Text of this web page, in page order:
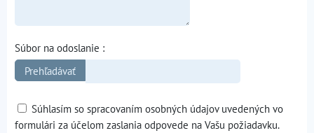
Súbor na odoslanie :
Súhlasím so spracovaním osobných údajov uvedených vo
formulári za účelom zaslania odpovede na Vašu požiadavku.